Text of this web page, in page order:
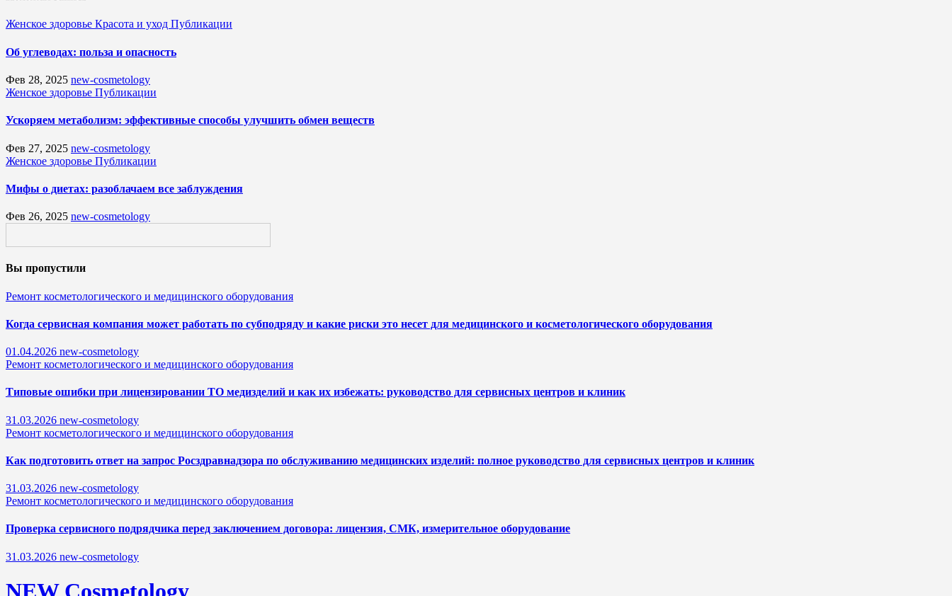
Женское здоровье Красота и уход Публикации
Об углеводах: польза и опасность
Фев 28, 2025 new-cosmetology
Женское здоровье Публикации
Ускоряем метаболизм: эффективные способы улучшить обмен веществ
Фев 27, 2025 new-cosmetology
Женское здоровье Публикации
Мифы о диетах: разоблачаем все заблуждения
Фев 26, 2025 new-cosmetology
Вы пропустили
Ремонт косметологического и медицинского оборудования
Когда сервисная компания может работать по субподряду и какие риски это несет для медицинского и косметологического оборудования
01.04.2026 new-cosmetology
Ремонт косметологического и медицинского оборудования
Типовые ошибки при лицензировании ТО медизделий и как их избежать: руководство для сервисных центров и клиник
31.03.2026 new-cosmetology
Ремонт косметологического и медицинского оборудования
Как подготовить ответ на запрос Росздравнадзора по обслуживанию медицинских изделий: полное руководство для сервисных центров и клиник
31.03.2026 new-cosmetology
Ремонт косметологического и медицинского оборудования
Проверка сервисного подрядчика перед заключением договора: лицензия, СМК, измерительное оборудование
31.03.2026 new-cosmetology